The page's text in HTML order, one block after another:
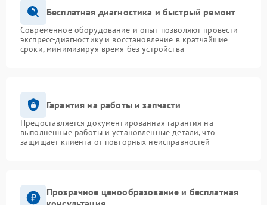
Бесплатная диагностика и быстрый ремонт
Современное оборудование и опыт позволяют провести
экспресс-диагностику и восстановление в кратчайшие
сроки, минимизируя время без устройства
Гарантия на работы и запчасти
Предоставляется документированная гарантия на
выполненные работы и установленные детали, что
защищает клиента от повторных неисправностей
Прозрачное ценообразование и бесплатная